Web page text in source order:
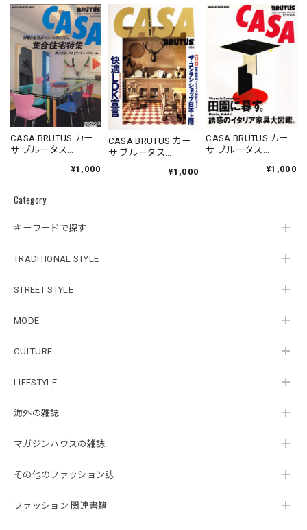
Category
キーワードで探す
TRADITIONAL STYLE
STREET STYLE
MODE
CULTURE
LIFESTYLE
海外の雑誌
マガジンハウスの雑誌
その他のファッション誌
ファッション 関連書籍
CASA BRUTUS カー
サ ブルータス
¥1,000
CASA BRUTUS カー
サ ブルータス
¥1,000
CASA BRUTUS カー
サ ブルータス
¥1,000